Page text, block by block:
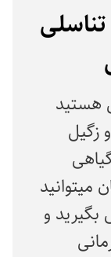
هستید
زگیل
میتوانید
تماس بگیرید و